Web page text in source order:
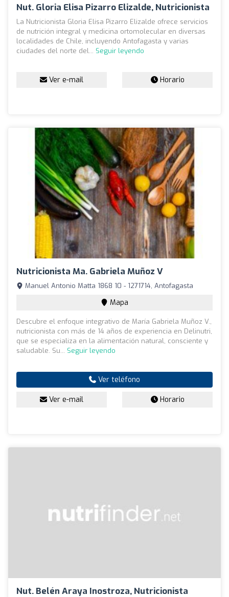
Nut. Gloria Elisa Pizarro Elizalde, Nutricionista
La Nutricionista Gloria Elisa Pizarro Elizalde ofrece servicios
de nutrición integral y medicina ortomolecular en diversas
localidades de Chile, incluyendo Antofagasta y varias
ciudades del norte del... Seguir leyendo
Ver e-mail Horario
Nutricionista Ma. Gabriela Muñoz V
Manuel Antonio Matta 1868 10 - 1271714, Antofagasta
Mapa
Descubre el enfoque integrativo de María Gabriela Muñoz V.,
nutricionista con más de 14 años de experiencia en Delinutri,
que se especializa en la alimentación natural, consciente y
saludable. Su... Seguir leyendo
Ver teléfono
Ver e-mail Horario
Nut. Belén Araya Inostroza, Nutricionista